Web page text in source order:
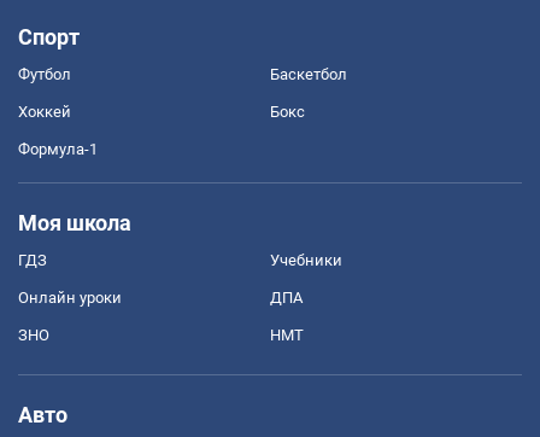
Спорт
Футбол Баскетбол
Хоккей Бокс
Формула-1
Моя школа
ГДЗ Учебники
Онлайн уроки ДПА
ЗНО НМТ
Авто